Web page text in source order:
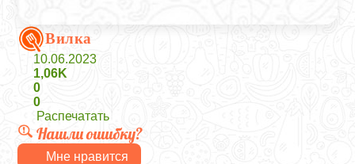
Вилка
10.06.2023
1,06K
0
0
Распечатать
Нашли ошибку?
Мне нравится